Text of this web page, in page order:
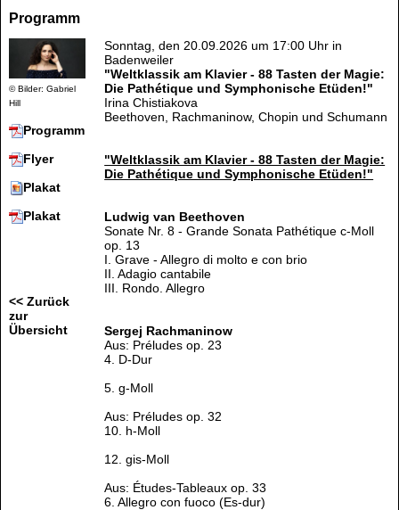
Programm
© Bilder: Gabriel
Hill
Programm
Flyer
Plakat
Plakat
<< Zurück
zur
Übersicht
Sonntag, den 20.09.2026 um 17:00 Uhr in
Badenweiler
"Weltklassik am Klavier - 88 Tasten der Magie:
Die Pathétique und Symphonische Etüden!"
Irina Chistiakova
Beethoven, Rachmaninow, Chopin und Schumann
"Weltklassik am Klavier - 88 Tasten der Magie:
Die Pathétique und Symphonische Etüden!"
Ludwig van Beethoven
Sonate Nr. 8 - Grande Sonata Pathétique c-Moll
op. 13
I. Grave - Allegro di molto e con brio
II. Adagio cantabile
III. Rondo. Allegro
Sergej Rachmaninow
Aus: Préludes op. 23
4. D-Dur
5. g-Moll
Aus: Préludes op. 32
10. h-Moll
12. gis-Moll
Aus: Études-Tableaux op. 33
6. Allegro con fuoco (Es-dur)